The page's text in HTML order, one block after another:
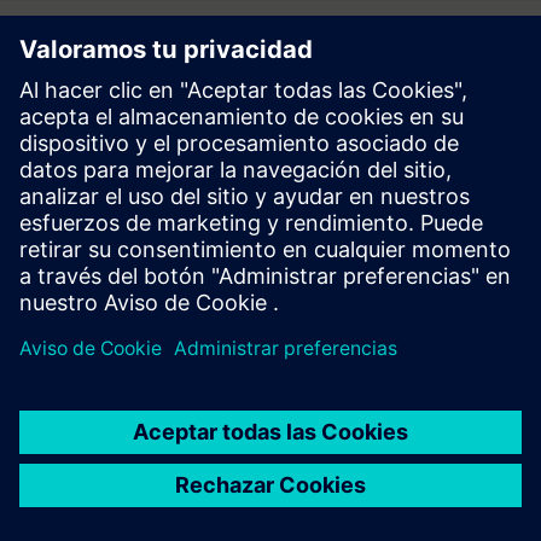
Follow
Prensa | Empresa | Siemens
© Siemens 1996 – 2026
Información Corporativa
Politica de Privacidad y Cookies
Digital ID